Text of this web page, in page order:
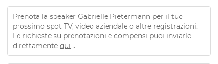
Prenota la speaker Gabrielle Pietermann per il tuo
prossimo spot TV, video aziendale o altre registrazioni.
Le richieste su prenotazioni e compensi puoi inviarle
direttamente qui ..